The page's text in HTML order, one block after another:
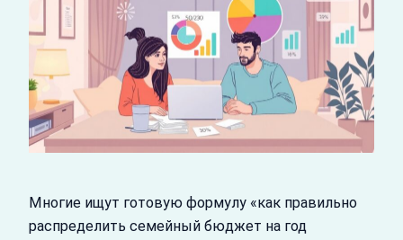
Многие ищут готовую формулу «как правильно
распределить семейный бюджет на год